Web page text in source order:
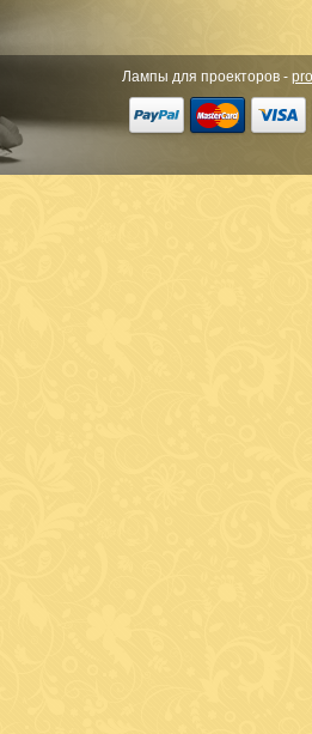
Лампы для проекторов -